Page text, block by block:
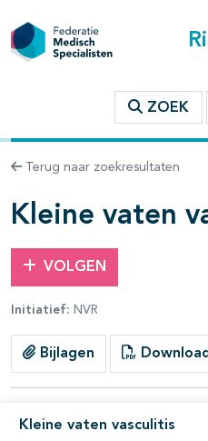
ZOEK
Terug naar zoekresultaten
Kleine vaten
VOLGEN
Initiatief: NVR
Bijlagen
Kleine vaten vasculitis
binnen deze richtlijn
open- en